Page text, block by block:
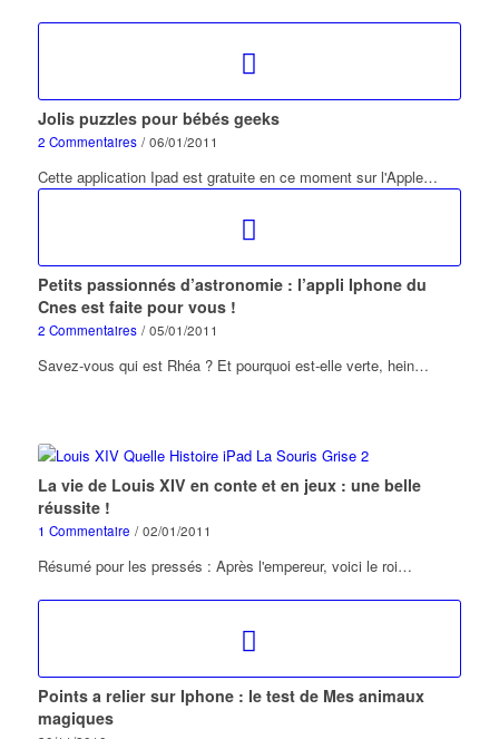
Jolis puzzles pour bébés geeks
2 Commentaires / 06/01/2011
Cette application Ipad est gratuite en ce moment sur l'Apple…
Petits passionnés d’astronomie : l’appli Iphone du
Cnes est faite pour vous !
2 Commentaires / 05/01/2011
Savez-vous qui est Rhéa ? Et pourquoi est-elle verte, hein…
La vie de Louis XIV en conte et en jeux : une belle
réussite !
1 Commentaire / 02/01/2011
Résumé pour les pressés : Après l'empereur, voici le roi…
Points a relier sur Iphone : le test de Mes animaux
magiques